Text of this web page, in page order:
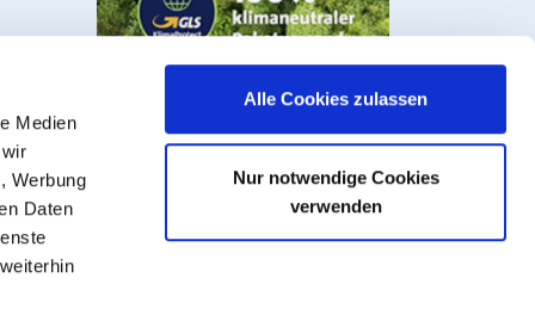
Medien
Werbung
Daten
Alle Cookies zulassen
Nur notwendige Cookies
verwenden